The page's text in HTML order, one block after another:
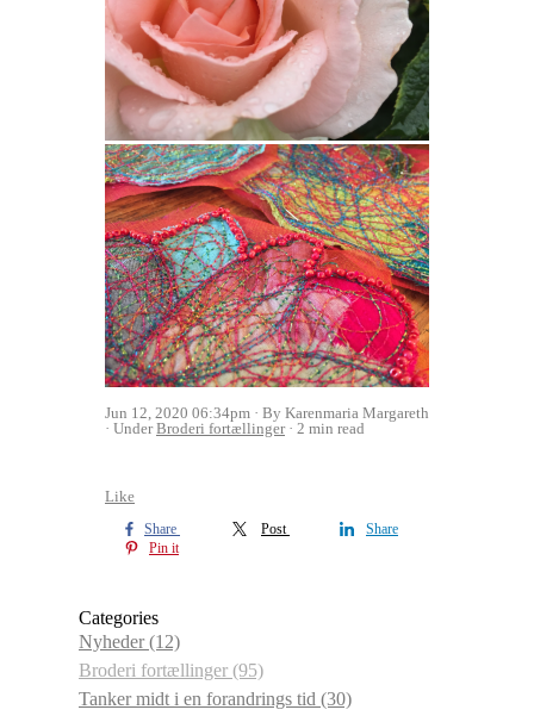
Jun 12, 2020 06:34pm
By Karenmaria Margareth
UnderBroderi fortællinger 2 min read
Like
Share Post
Share
Pin it
Categories
Nyheder(12)
Broderi fortællinger (95)
Tanker midt i en forandrings tid (30)